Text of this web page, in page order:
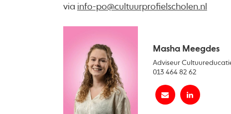
via info-po@cultuurprofielscholen.nl
Masha Meegdes
Adviseur
013 464 82 62